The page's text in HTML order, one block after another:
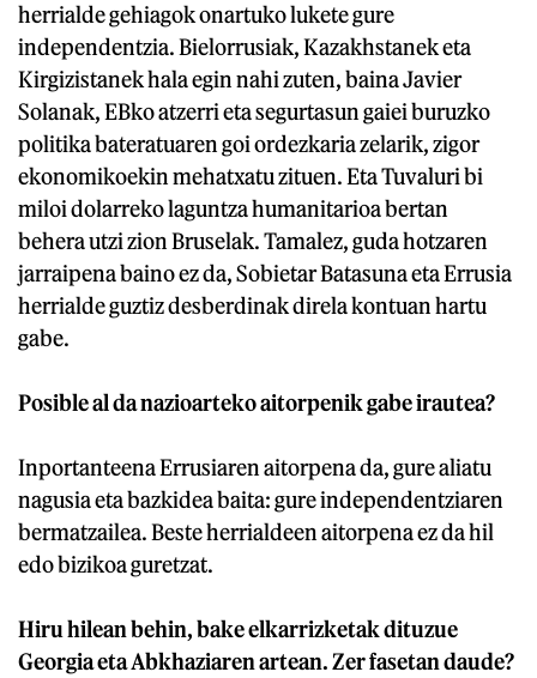
herrialde gehiagok onartuko lukete gure
independentzia. Bielorrusiak, Kazakhstanek eta
Kirgizistanek hala egin nahi zuten, baina Javier
Solanak, EBko atzerri eta segurtasun gaiei buruzko
politika bateratuaren goi ordezkaria zelarik, zigor
ekonomikoekin mehatxatu zituen. Eta Tuvaluri bi
miloi dolarreko laguntza humanitarioa bertan
behera utzi zion Bruselak. Tamalez, guda hotzaren
jarraipena baino ez da, Sobietar Batasuna eta Errusia
herrialde guztiz desberdinak direla kontuan hartu
gabe.
Posible al da nazioarteko aitorpenik gabe irautea?
Inportanteena Errusiaren aitorpena da, gure aliatu
nagusia eta bazkidea baita: gure independentziaren
bermatzailea. Beste herrialdeen aitorpena ez da hil
edo bizikoa guretzat.
Hiru hilean behin, bake elkarrizketak dituzue
Georgia eta Abkhaziaren artean. Zer fasetan daude?